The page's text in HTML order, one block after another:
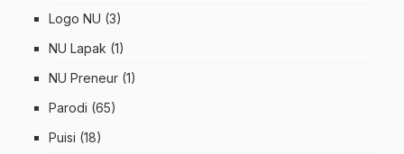
Logo NU (3)
NU Lapak (1)
NU Preneur (1)
Parodi (65)
Puisi (18)